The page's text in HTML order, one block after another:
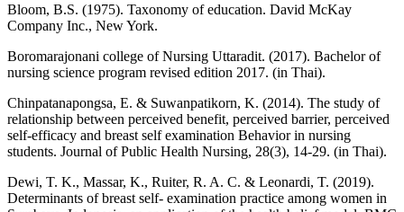
Bloom, B.S. (1975). Taxonomy of education. David McKay
Company Inc., New York.
Boromarajonani college of Nursing Uttaradit. (2017). Bachelor of
nursing science program revised edition 2017. (in Thai).
Chinpatanapongsa, E. & Suwanpatikorn, K. (2014). The study of
relationship between perceived benefit, perceived barrier, perceived
self-efficacy and breast self examination Behavior in nursing
students. Journal of Public Health Nursing, 28(3), 14-29. (in Thai).
Dewi, T. K., Massar, K., Ruiter, R. A. C. & Leonardi, T. (2019).
Determinants of breast self- examination practice among women in